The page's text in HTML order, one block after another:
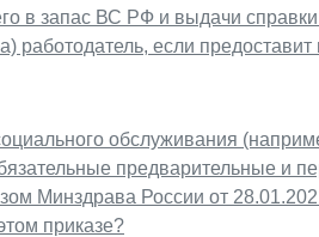
в запас ВС РФ и выдачи
если предоставит
обслуживания
предварительные и
Минздрава России от
приказе?